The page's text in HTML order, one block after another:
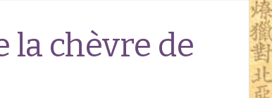
la chèvre de